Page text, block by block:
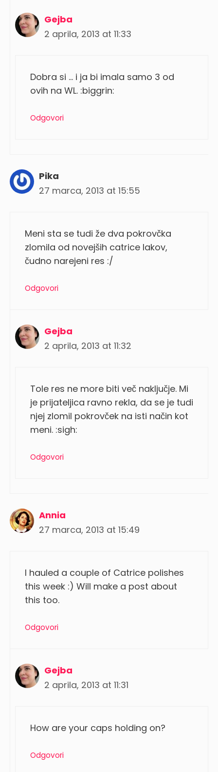
Gejba
2 aprila, 2013 at 11:33
Dobra si … i ja bi imala samo 3 od
ovih na WL. :biggrin:
Odgovori
Pika
27 marca, 2013 at 15:55
Meni sta se tudi že dva pokrovčka
zlomila od novejših catrice lakov,
čudno narejeni res :/
Odgovori
Gejba
2 aprila, 2013 at 11:32
Tole res ne more biti več naključje. Mi
je prijateljica ravno rekla, da se je tudi
njej zlomil pokrovček na isti način kot
meni. :sigh:
Odgovori
Annia
27 marca, 2013 at 15:49
I hauled a couple of Catrice polishes
this week :) Will make a post about
this too.
Odgovori
Gejba
2 aprila, 2013 at 11:31
How are your caps holding on?
Odgovori